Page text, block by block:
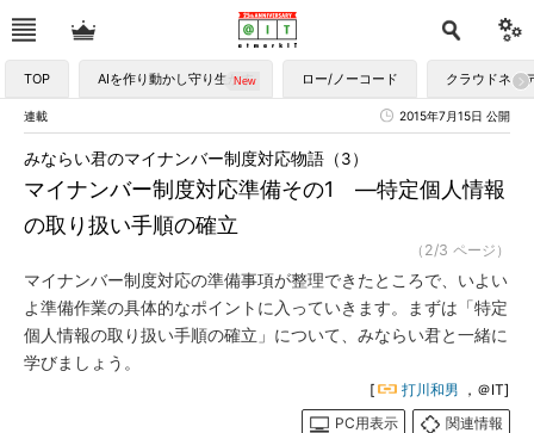
TOP AIを作り動かし守り生かす ロー/ノーコード クラウドネイ
連載 2015年7月15日 公開
マイナンバー制度対応準備その1 ―特定個人情報
の取り扱い手順の確立
みならい君のマイナンバー制度対応物語（3）
（2/3 ページ）
マイナンバー制度対応の準備事項が整理できたところで、いよい
よ準備作業の具体的なポイントに入っていきます。まずは「特定
個人情報の取り扱い手順の確立」について、みならい君と一緒に
学びましょう。
[ 打川和男 ，＠IT]
PC用表示
関連情報